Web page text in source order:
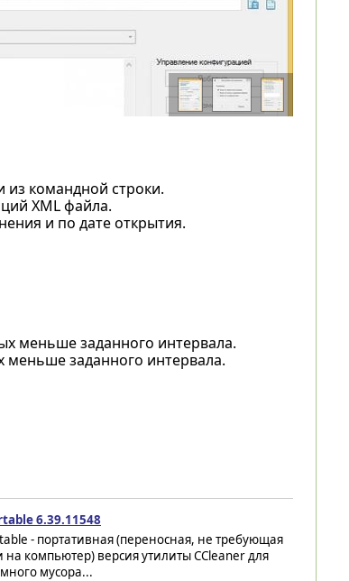
из командной строки.
XML файла.
и по дате открытия.
меньше заданного интервала.
меньше заданного интервала.
6.39.11548
- портативная (переносная, не требующая
на компьютер) версия утилиты CCleaner для
мусора...